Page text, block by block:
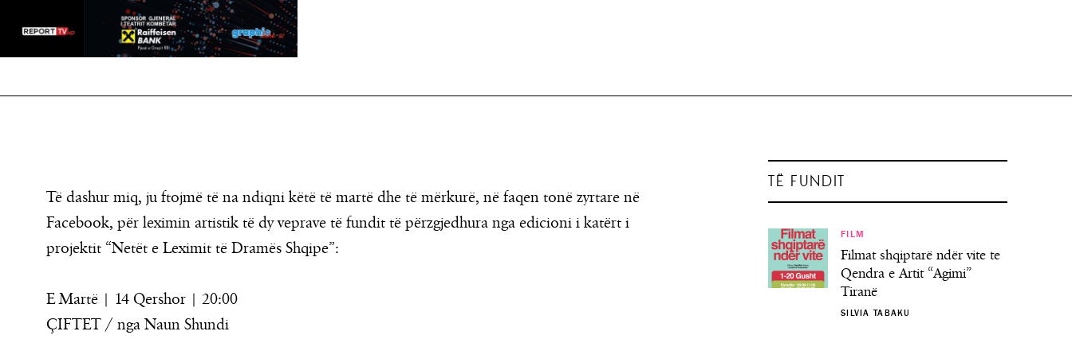
Të dashur miq, ju ftojmë të na ndiqni këtë të martë dhe të mërkurë, në faqen tonë zyrtare në
Facebook, për leximin artistik të dy veprave të fundit të përzgjedhura nga edicioni i katërt i
projektit “Netët e Leximit të Dramës Shqipe”:
E Martë | 14 Qershor | 20:00
ÇIFTET / nga Naun Shundi
TË FUNDIT
FILM
Filmat shqiptarë ndër vite te
Qendra e Artit “Agimi”
Tiranë
SILVIA TABAKU